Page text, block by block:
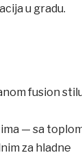
u gradu.
fusion
— sa
za hladne